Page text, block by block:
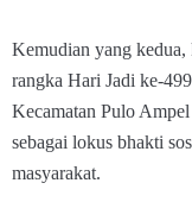
Kemudian yang
rangka Hari Jadi ke-
Kecamatan Pulo
sebagai lokus bhakti
masyarakat.